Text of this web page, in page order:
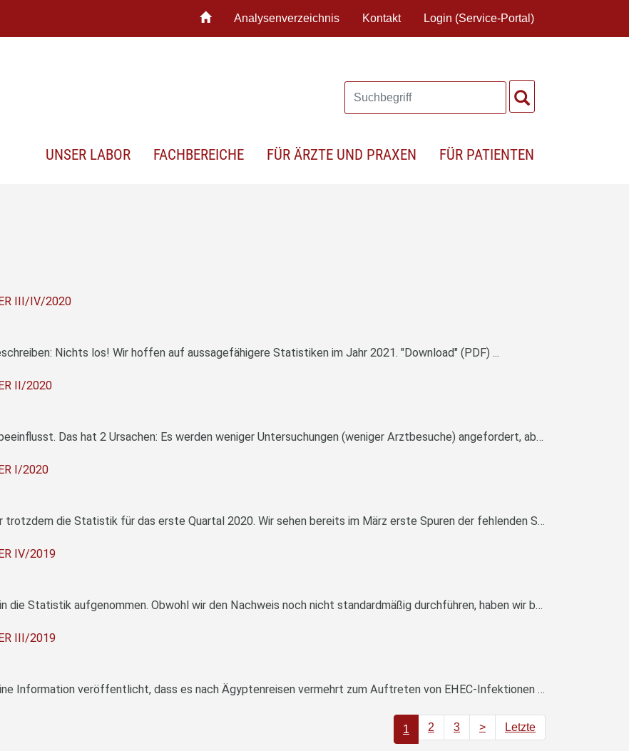
Analysenverzeichnis Kontakt Login (Service-Portal)
UNSER LABOR FACHBEREICHE FÜR ÄRZTE UND PRAXEN FÜR PATIENTEN
III/IV/2020
Nichts los! Wir hoffen auf aussagefähigere Statistiken im Jahr 2021. "Download" (PDF) ...
II/2020
Die Covid19-Krise hat auch andere Erkrankungen beeinflusst. Das hat 2 Ursachen: Es werden weniger Untersuchungen (weniger Arztbesuche) angefordert, aber es werden auch weniger Infektionen übe...
I/2020
Etwas verspätet auf Grund der Pandemielage hier trotzdem die Statistik für das erste Quartal 2020. Wir sehen bereits im März erste Spuren der fehlenden Stuhluntersuchungen. Im nächsten Q...
IV/2019
wir haben erstmals die Sapovirus-Nachweise mit in die Statistik aufgenommen. Obwohl wir den Nachweis noch nicht standardmäßig durchführen, haben wir bereits eine Anzahl positive Ergebni...
III/2019
das Robert-Koch-Institut hat Mitte des Jahres eine Information veröffentlicht, dass es nach Ägyptenreisen vermehrt zum Auftreten von EHEC-Infektionen bis hin zu 5 HUS-Fällen gekommen i...
1 2 3 > Letzte